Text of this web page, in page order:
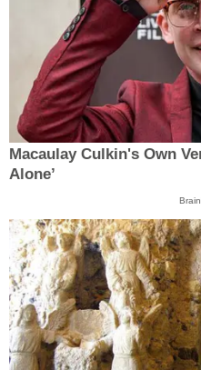
Macaulay Culkin's Own
Alone’